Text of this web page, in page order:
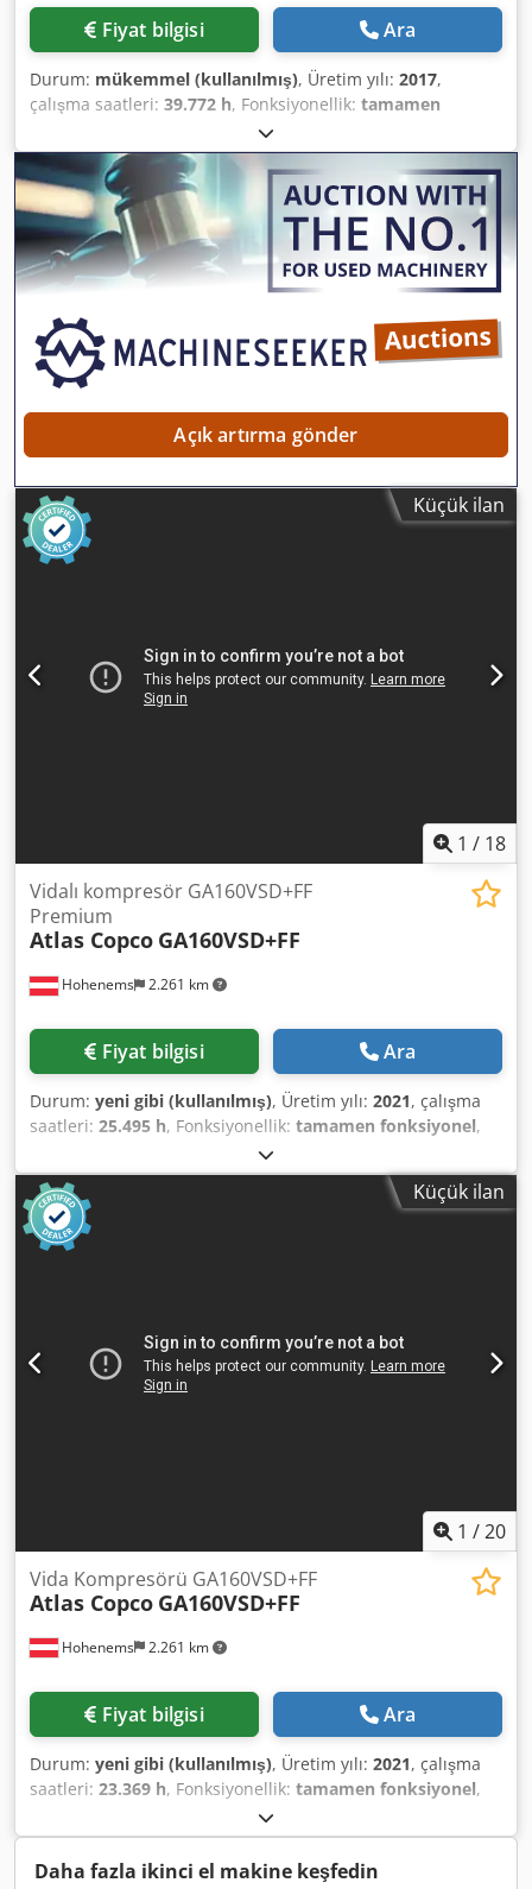
Fiyat bilgisi Ara
Durum: mükemmel (kullanılmış), Üretim yılı: 2017,
çalışma saatleri: 39.772 h, Fonksiyonellik: tamamen
, Atlas Copco GA160 vidalı kompresör 160 kW
7,5 bar 30,20 m3/dak Üretim yılı: 2017 Cjdpfxsyzhccj
Ahheha Çalışma saati: 36.772
Açık artırma gönder
Küçük ilan
1 / 18
Hohenems 2.261 km
Vidalı kompresör GA160VSD+FF
Premium
Atlas Copco GA160VSD+FF
Fiyat bilgisi Ara
Durum: yeni gibi (kullanılmış), Üretim yılı: 2021, çalışma
saatleri: 25.495 h, Fonksiyonellik: tamamen fonksiyonel,
Atlas Copco GA160VSD+FF vidalı hava kompresörü.
Kurutucu ve frekans invertörü entegre. 160 kW, 8,3 bar
çalışma basıncı, 33,10 m³/dak kapasite. Üretim yılı: 2021.
Çalışma saati: 25.495. Codpfsyzg Eiex Ahhsha
Küçük ilan
1 /20
Hohenems 2.261 km
Vida Kompresörü GA160VSD+FF
Atlas Copco GA160VSD+FF
Fiyat bilgisi Ara
Durum: yeni gibi (kullanılmış), Üretim yılı: 2021, çalışma
saatleri: 23.369 h, Fonksiyonellik: tamamen fonksiyonel,
Atlas Copco GA160VSD+FF Premium vidalı kompresör
Frekans konvertörü ve kurutucu entegreli. 160 kW 8,30 bar
33,10 m3/dak Üretim yılı: 2021 Cedpfxsyzgtyj Ahhsha
Daha fazla ikinci el makine keşfedin